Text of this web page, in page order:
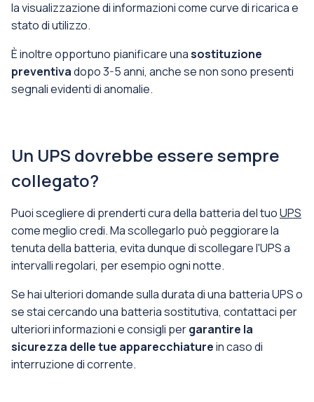
la visualizzazione di informazioni come curve di ricarica e
stato di utilizzo.
È inoltre opportuno pianificare unasostituzione
preventivadopo 3-5 anni, anche se non sono presenti
segnali evidenti di anomalie.
Un UPS dovrebbe essere sempre
collegato?
Puoi scegliere di prenderti cura della batteria del tuoUPS
come meglio credi. Ma scollegarlo può peggiorare la
tenuta della batteria, evita dunque di scollegare l'UPS a
intervalli regolari, per esempio ogni notte.
Se hai ulteriori domande sulla durata di una batteria UPS o
se stai cercando una batteria sostitutiva, contattaci per
ulteriori informazioni e consigli pergarantire la
sicurezza delle tue apparecchiaturein caso di
interruzione di corrente.